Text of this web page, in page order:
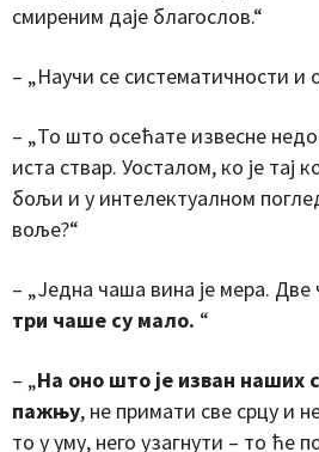
смиреним даје благослов.“
– „Научи се систематичности и
– „То што осећате извесне
иста ствар. Уосталом, ко је тај
бољи и у интелектуалном
воље?“
– „Једна чаша вина је мера.
три чаше су мало. “
– „На оно што је изван наших
пажњу, не примати све срцу и
то у уму, него узагнути – то ће